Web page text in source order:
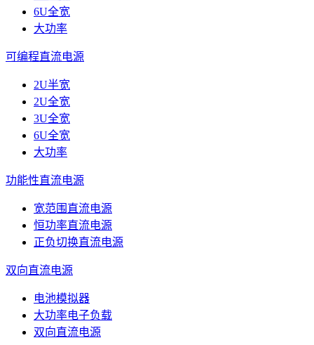
6U全宽
大功率
可编程直流电源
2U半宽
2U全宽
3U全宽
6U全宽
大功率
功能性直流电源
宽范围直流电源
恒功率直流电源
正负切换直流电源
双向直流电源
电池模拟器
大功率电子负载
双向直流电源